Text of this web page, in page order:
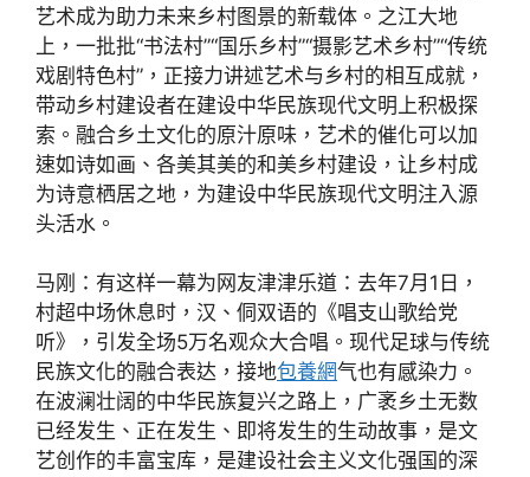
艺术成为助力未来乡村图景的新载体。之江大地
上，一批批“书法村”“国乐乡村”“摄影艺术乡村”“传统
戏剧特色村”，正接力讲述艺术与乡村的相互成就，
带动乡村建设者在建设中华民族现代文明上积极探
索。融合乡土文化的原汁原味，艺术的催化可以加
速如诗如画、各美其美的和美乡村建设，让乡村成
为诗意栖居之地，为建设中华民族现代文明注入源
头活水。
马刚：有这样一幕为网友津津乐道：去年7月1日，
村超中场休息时，汉、侗双语的《唱支山歌给党
听》，引发全场5万名观众大合唱。现代足球与传统
民族文化的融合表达，接地包養網气也有感染力。
在波澜壮阔的中华民族复兴之路上，广袤乡土无数
已经发生、正在发生、即将发生的生动故事，是文
艺创作的丰富宝库，是建设社会主义文化强国的深